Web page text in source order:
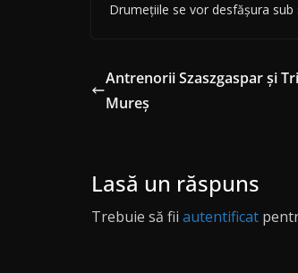
Drumeţiile se vor desfăşura
Antrenorii Szaszgaspar şi
Mureş
Lasă un răspuns
Trebuie să fii autentificat